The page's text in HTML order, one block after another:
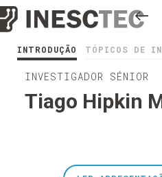
INTRODUÇÃO TÓPICOS DE
INVESTIGADOR SÉNIOR
Tiago Hipkin